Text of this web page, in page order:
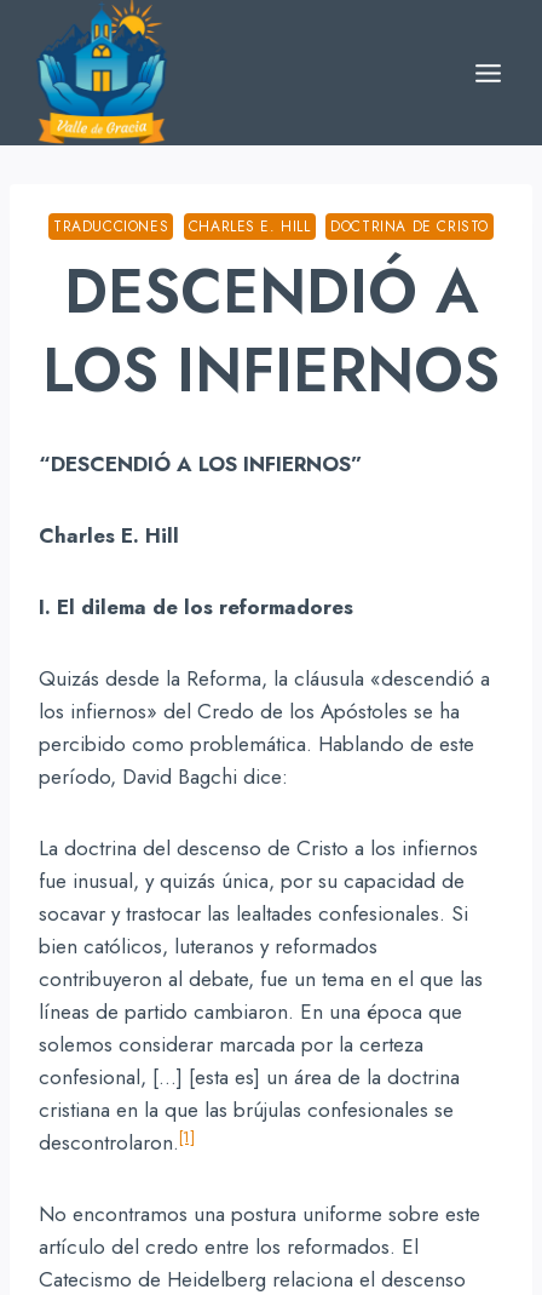
content
TRADUCCIONES CHARLES E. HILL DOCTRINA DE CRISTO
DESCENDIÓ A
LOS INFIERNOS
“DESCENDIÓ A LOS INFIERNOS”
Charles E. Hill
I. El dilema de los reformadores
Quizás desde la Reforma, la cláusula «descendió a
los infiernos» del Credo de los Apóstoles se ha
percibido como problemática. Hablando de este
período, David Bagchi dice:
La doctrina del descenso de Cristo a los infiernos
fue inusual, y quizás única, por su capacidad de
socavar y trastocar las lealtades confesionales. Si
bien católicos, luteranos y reformados
contribuyeron al debate, fue un tema en el que las
líneas de partido cambiaron. En una época que
solemos considerar marcada por la certeza
confesional, […] [esta es] un área de la doctrina
cristiana en la que las brújulas confesionales se
descontrolaron.[1]
No encontramos una postura uniforme sobre este
artículo del credo entre los reformados. El
Catecismo de Heidelberg relaciona el descenso